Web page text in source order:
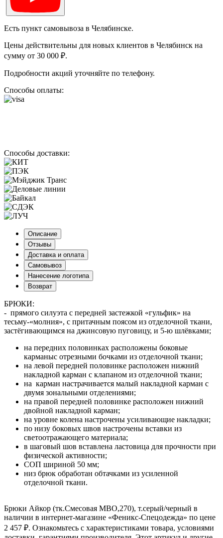
Есть пункт самовывоза в Челябинске.
Цены действительны для новых клиентов в Челябинск на
сумму от 30 000 ₽.
Подробности акций уточняйте по телефону.
Способы оплаты:
Способы доставки:
Описание
Отзывы
Доставка и оплата
Самовывоз
Нанесение логотипа
Возврат
БРЮКИ:
- прямого силуэта с передней застежкой «гульфик» на
тесьму-«молния», с притачным поясом из отделочной ткани,
застёгивающимся на джинсовую пуговицу, и 5-ю шлёвками;
на передних половинках расположены боковые
карманыс отрезными бочками из отделочной ткани;
на левой передней половинке расположен нижний
накладной карман с клапаном из отделочной ткани;
на карман настрачивается малый накладной карман с
двумя зональными отделениями;
на правой передней половинке расположен нижний
двойной накладной карман;
на уровне колена настрочены усиливающие накладки;
по низу боковых швов настрочены вставки из
светоотражающего материала;
в шаговый шов вставлена ластовица для прочности при
физической активности;
СОП шириной 50 мм;
низ брюк обработан обтачками из усиленной
отделочной ткани.
Брюки Айкор (тк.Смесовая МВО,270), т.серый/черный в
наличии в интернет-магазине «Феникс-Спецодежда» по цене
2 457 ₽. Ознакомьтесь с характеристиками товара, условиями